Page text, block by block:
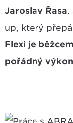
Jaroslav Řasa.
up, který
Flexi je
pořádný